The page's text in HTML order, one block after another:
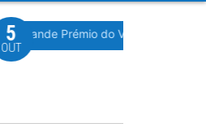
10º Grande Prémio do Vale Grande
5
OUT